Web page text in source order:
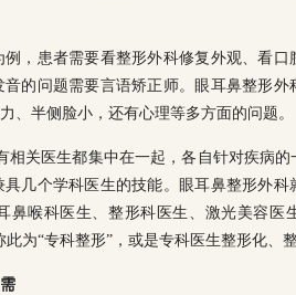
，患者需要看整形外科修复外观、看口
的问题需要言语矫正师。眼耳鼻整形
、半侧脸小，还有心理等多方面的问题。
相关医生都集中在一起，各自针对疾病
几个学科医生的技能。眼耳鼻整形外科
鼻喉科医生、整形科医生、激光美容医
为“专科整形”，或是专科医生整形化、